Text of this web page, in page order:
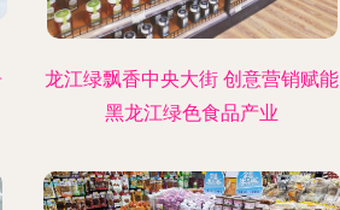
龙江绿飘香中央大街 创意营销赋能
黑龙江绿色食品产业